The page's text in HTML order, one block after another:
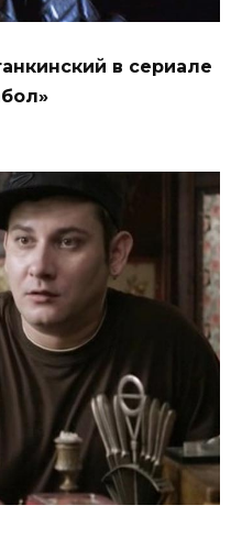
в сериале